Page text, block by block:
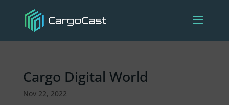
Cargo Digital World
Nov 22, 2022